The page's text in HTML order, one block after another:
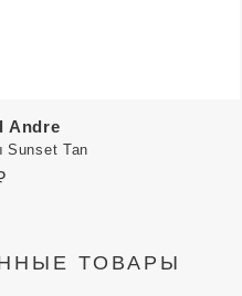
Andre
Sunset Tan
ТОВАРЫ